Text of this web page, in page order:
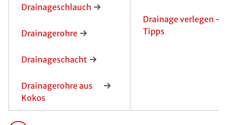
Drainageschlauch
Drainagerohre
Drainageschacht
Drainagerohre aus
Kokos
Drainage verlegen -
Tipps